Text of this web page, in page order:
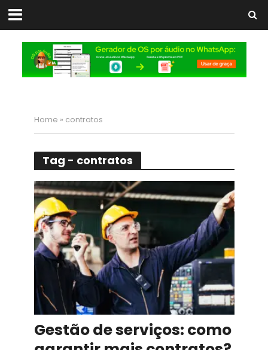
Home » contratos
Tag - contratos
Gestão de serviços: como